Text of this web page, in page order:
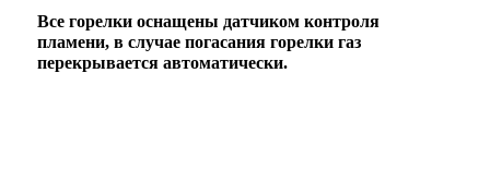
Все горелки оснащены датчиком контроля
пламени, в случае погасания горелки газ
перекрывается автоматически.